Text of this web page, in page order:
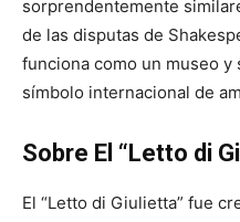
sorprendentemente
de las disputas de
funciona como un museo
símbolo internacional de
Sobre El “Letto di
El “Letto di Giulietta” fue